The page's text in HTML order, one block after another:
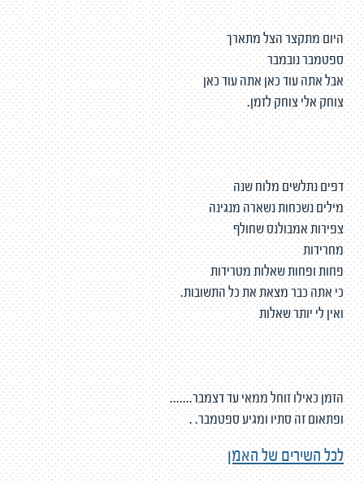
היום מתקצר הצל מתארך
ספטמבר נובמבר
אבל אתה עוד כאן אתה עוד כאן
צוחק אלי צוחק לזמן.
דפים נתלשים מלוח שנה
מילים נשכחות נשארה מנגינה
צפירות אמבולנס שחולף
מחרידות
פחות ופחות שאלות מטרידות
כי אתה כבר מצאת את כל התשובות.
ואין לי יותר שאלות
הזמן כאילו זוחל ממאי עד דצמבר.......
ופתאום זה סתיו ומגיע ספטמבר. .
לכל השירים של האמן